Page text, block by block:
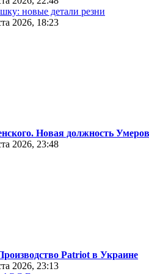
новые детали резни
2026, 18:23
Новая должность
2026, 23:48
Patriot в Украине
2026, 23:13